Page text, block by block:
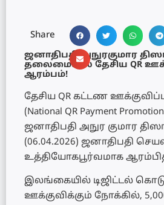
Share
ஜனாதிபதி அநுரகுமார
தலைமையில் தேசிய QR
ஆரம்பம்!
தேசிய QR கட்டண
(National QR Payment
ஜனாதிபதி அநுர குமார
(06.04.2026) ஜனாதிபதி
உத்தியோகபூர்வமாக
இலங்கையில் டிஜிட்டல்
ஊக்குவிக்கும் நோக்கில்,